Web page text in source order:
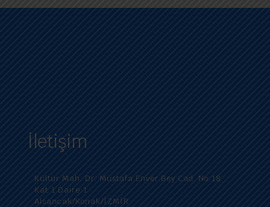
İletişim
Kültür Mah. Dr. Mustafa Enver Bey Cad. No:18
Kat:1 Daire:1
Alsancak/Konak/İZMİR